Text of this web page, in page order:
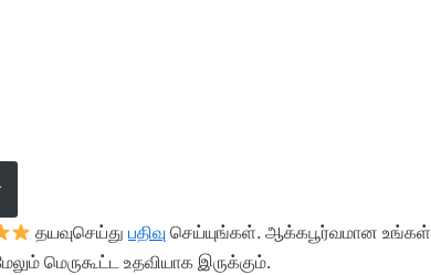
தயவுசெய்துபதிவு செய்யுங்கள். ஆக்கபூர்வமான உங்கள்
மெருகூட்ட உதவியாக இருக்கும்.